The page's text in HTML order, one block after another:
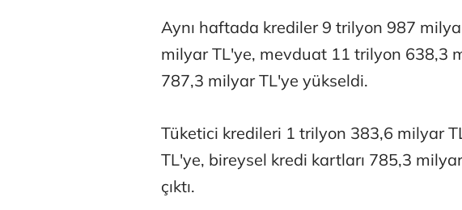
Aynı haftada krediler 9 trilyon 987
milyar TL'ye, mevduat 11 trilyon 638,3
787,3 milyar TL'ye yükseldi.
Tüketici kredileri 1 trilyon 383,6 milyar
TL'ye, bireysel kredi kartları 785,3
çıktı.